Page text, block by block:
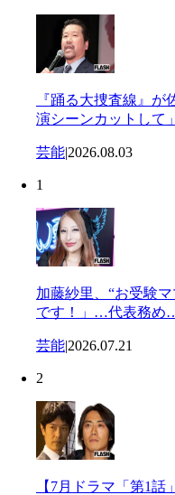
『踊る大捜査線』が
演シーンカットして
芸能|2026.08.03
1
加藤紗里、“お受験
です！」…代表務め
芸能|2026.07.21
2
【7月ドラマ「第1